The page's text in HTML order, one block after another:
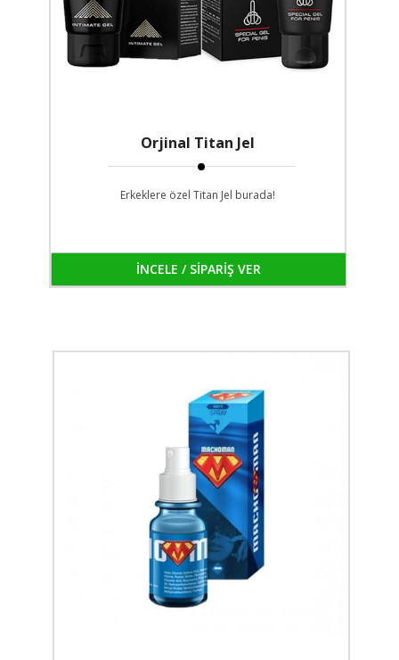
Orjinal Titan Jel
Erkeklere özel Titan Jel burada!
İNCELE / SİPARİŞ VER